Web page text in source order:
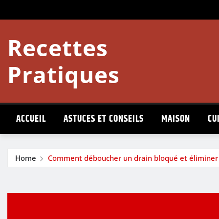
to
Recettes
Pratiques
ACCUEIL ASTUCES ET CONSEILS MAISON
Home Comment déboucher un drain bloqué et